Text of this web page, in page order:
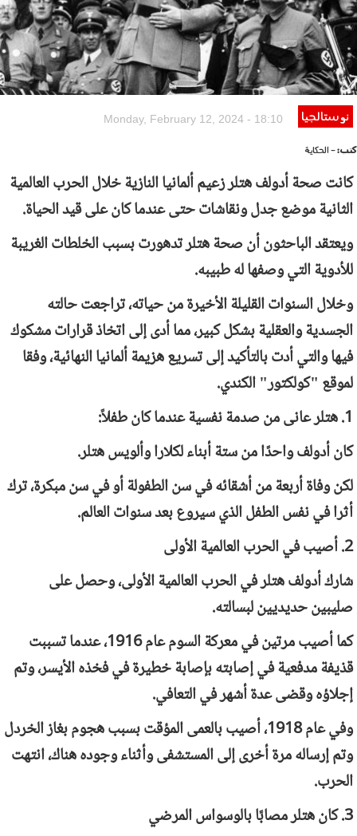
نوستالجيا Monday, February 12, 2024 - 18:10
كتب:- الحكاية
كانت صحة أدولف هتلر زعيم ألمانيا النازية خلال الحرب العالمية
الثانية موضع جدل ونقاشات حتى عندما كان على قيد الحياة.
ويعتقد الباحثون أن صحة هتلر تدهورت بسبب الخلطات الغريبة
للأدوية التي وصفها له طبيبه.
وخلال السنوات القليلة الأخيرة من حياته، تراجعت حالته
الجسدية والعقلية بشكل كبير، مما أدى إلى اتخاذ قرارات مشكوك
فيها والتي أدت بالتأكيد إلى تسريع هزيمة ألمانيا النهائية، وفقا
لموقع "كولكتور" الكندي.
1. هتلر عانى من صدمة نفسية عندما كان طفلاً:
كان أدولف واحدًا من ستة أبناء لكلارا وألويس هتلر.
لكن وفاة أربعة من أشقائه في سن الطفولة أو في سن مبكرة، ترك
أثرا في نفس الطفل الذي سيروع بعد سنوات العالم.
2. أصيب في الحرب العالمية الأولى
شارك أدولف هتلر في الحرب العالمية الأولى، وحصل على
صليبين حديديين لبسالته.
كما أصيب مرتين في معركة السوم عام 1916، عندما تسببت
قذيفة مدفعية في إصابته بإصابة خطيرة في فخذه الأيسر، وتم
إجلاؤه وقضى عدة أشهر في التعافي.
وفي عام 1918، أصيب بالعمى المؤقت بسبب هجوم بغاز الخردل
وتم إرساله مرة أخرى إلى المستشفى وأثناء وجوده هناك، انتهت
الحرب.
3. كان هتلر مصابًا بالوسواس المرضي